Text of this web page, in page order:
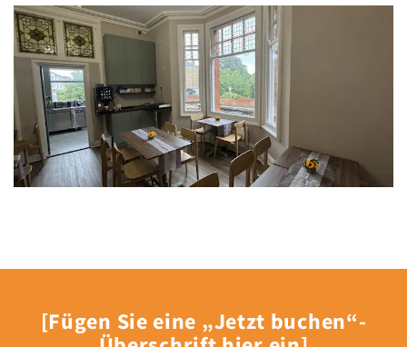
[Fügen Sie eine „Jetzt buchen“-